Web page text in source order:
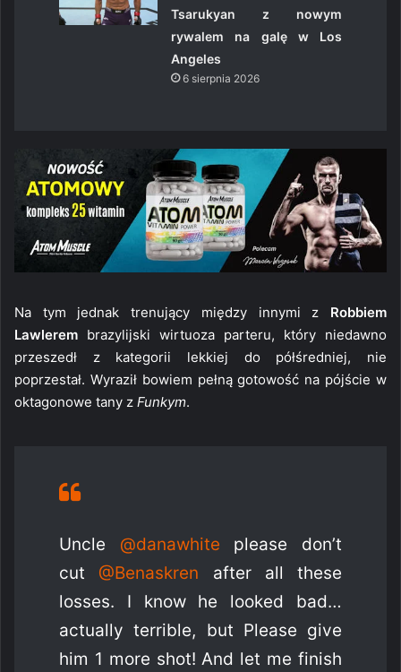
Tsarukyan z nowym
rywalem na galę w Los
Angeles
6 sierpnia 2026
Na tym jednak trenujący między innymi z Robbiem
Lawlerem brazylijski wirtuoza parteru, który niedawno
przeszedł z kategorii lekkiej do półśredniej, nie
poprzestał. Wyraził bowiem pełną gotowość na pójście w
oktagonowe tany z Funkym.
Uncle @danawhite please don’t
cut @Benaskren after all these
losses. I know he looked bad…
actually terrible, but Please give
him 1 more shot! And let me finish